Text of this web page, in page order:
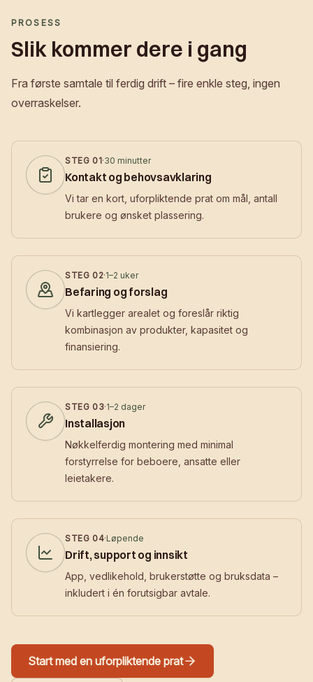
PROSESS
Slik kommer dere i gang
Fra første samtale til ferdig drift – fire enkle steg, ingen
overraskelser.
STEG 01·30 minutter
Kontakt og behovsavklaring
Vi tar en kort, uforpliktende prat om mål, antall
brukere og ønsket plassering.
STEG 02·1–2 uker
Befaring og forslag
Vi kartlegger arealet og foreslår riktig
kombinasjon av produkter, kapasitet og
finansiering.
STEG 03·1–2 dager
Installasjon
Nøkkelferdig montering med minimal
forstyrrelse for beboere, ansatte eller
leietakere.
STEG 04·Løpende
Drift, support og innsikt
App, vedlikehold, brukerstøtte og bruksdata –
inkludert i én forutsigbar avtale.
Start med en uforpliktende prat